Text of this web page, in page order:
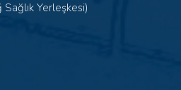
Yerleşkesi)